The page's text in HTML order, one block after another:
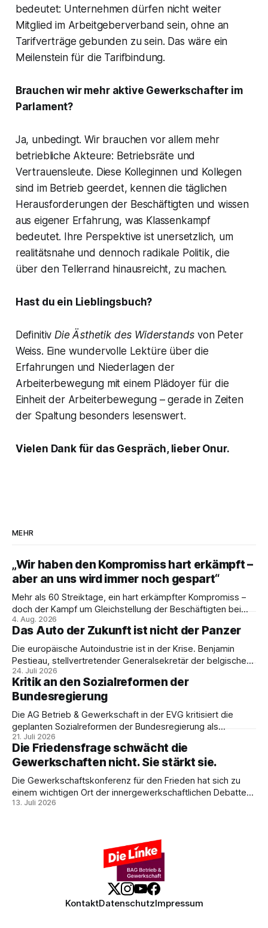
bedeutet: Unternehmen dürfen nicht weiter
Mitglied im Arbeitgeberverband sein, ohne an
Tarifverträge gebunden zu sein. Das wäre ein
Meilenstein für die Tarifbindung.
Brauchen wir mehr aktive Gewerkschafter im
Parlament?
Ja, unbedingt. Wir brauchen vor allem mehr
betriebliche Akteure: Betriebsräte und
Vertrauensleute. Diese Kolleginnen und Kollegen
sind im Betrieb geerdet, kennen die täglichen
Herausforderungen der Beschäftigten und wissen
aus eigener Erfahrung, was Klassenkampf
bedeutet. Ihre Perspektive ist unersetzlich, um
realitätsnahe und dennoch radikale Politik, die
über den Tellerrand hinausreicht, zu machen.
Hast du ein Lieblingsbuch?
DefinitivDie Ästhetik des Widerstands von Peter
Weiss. Eine wundervolle Lektüre über die
Erfahrungen und Niederlagen der
Arbeiterbewegung mit einem Plädoyer für die
Einheit der Arbeiterbewegung – gerade in Zeiten
der Spaltung besonders lesenswert.
Vielen Dank für das Gespräch, lieber Onur.
MEHR
„Wir haben den Kompromiss hart erkämpft –
aber an uns wird immer noch gespart“
Mehr als 60 Streiktage, ein hart erkämpfter Kompromiss –
doch der Kampf um Gleichstellung der Beschäftigten bei
den Vivantes-Töchtern geht weiter. Im Gespräch mit Julia-
C. Stange zieht Nicodem Tomkowiak Bilanz des
Erzwingungsstreiks und formuliert klare Erwartungen an die
Politik.
4. Aug. 2026
Das Auto der Zukunft ist nicht der Panzer
Die europäische Autoindustrie ist in der Krise. Benjamin
Pestieau, stellvertretender Generalsekretär der belgischen
PTB, zeigt, warum das kein technisches Schicksal ist – und
weshalb die Antwort nicht Aufrüstung, sondern eine
demokratische Industriepolitik im Interesse der
Beschäftigten sein muss.
24. Juli 2026
Kritik an den Sozialreformen der
Bundesregierung
Die AG Betrieb & Gewerkschaft in der EVG kritisiert die
geplanten Sozialreformen der Bundesregierung als
Belastung für Beschäftigte und Sozialstaat. In ihrer
Stellungnahme fordert sie Umverteilung, Investitionen und
gemeinsamen gewerkschaftlichen Widerstand gegen
Sozialabbau.
21. Juli 2026
Die Friedensfrage schwächt die
Gewerkschaften nicht. Sie stärkt sie.
Die Gewerkschaftskonferenz für den Frieden hat sich zu
einem wichtigen Ort der innergewerkschaftlichen Debatte
entwickelt. Ulrike Eifler erklärt, warum Friedenspolitik und
13. Juli 2026
KontaktDatenschutzImpressum